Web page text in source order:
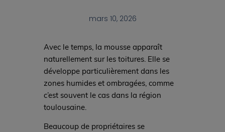
mars 10, 2026
Avec le temps, la mousse apparaît
naturellement sur les toitures. Elle se
développe particulièrement dans les
zones humides et ombragées, comme
c’est souvent le cas dans la région
toulousaine.
Beaucoup de propriétaires se